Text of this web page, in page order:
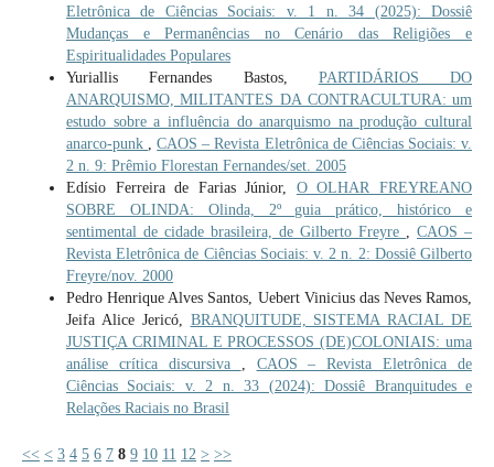
Eletrônica de Ciências Sociais: v. 1 n. 34 (2025): Dossiê
Mudanças e Permanências no Cenário das Religiões e
Espiritualidades Populares
Yuriallis Fernandes Bastos, PARTIDÁRIOS DO
ANARQUISMO, MILITANTES DA CONTRACULTURA: um
estudo sobre a influência do anarquismo na produção cultural
anarco-punk ,CAOS – Revista Eletrônica de Ciências Sociais: v.
2 n. 9: Prêmio Florestan Fernandes/set. 2005
Edísio Ferreira de Farias Júnior, O OLHAR FREYREANO
SOBRE OLINDA: Olinda, 2º guia prático, histórico e
sentimental de cidade brasileira, de Gilberto Freyre ,CAOS –
Revista Eletrônica de Ciências Sociais: v. 2 n. 2: Dossiê Gilberto
Freyre/nov. 2000
Pedro Henrique Alves Santos, Uebert Vinicius das Neves Ramos,
Jeifa Alice Jericó, BRANQUITUDE, SISTEMA RACIAL DE
JUSTIÇA CRIMINAL E PROCESSOS (DE)COLONIAIS: uma
análise crítica discursiva , CAOS – Revista Eletrônica de
Ciências Sociais: v. 2 n. 33 (2024): Dossiê Branquitudes e
Relações Raciais no Brasil
<< < 3 4 5 6 7 8 9 10 11 12 > >>